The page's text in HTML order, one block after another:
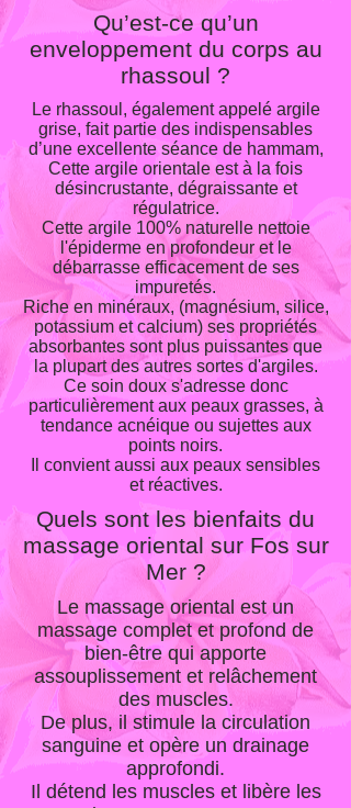
Qu’est-ce qu’un
enveloppement du corps au
rhassoul ?
Le rhassoul, également appelé argile
grise, fait partie des indispensables
d’une excellente séance de hammam,
Cette argile orientale est à la fois
désincrustante, dégraissante et
régulatrice.
Cette argile 100% naturelle nettoie
l'épiderme en profondeur et le
débarrasse efficacement de ses
impuretés.
Riche en minéraux, (magnésium, silice,
potassium et calcium) ses propriétés
absorbantes sont plus puissantes que
la plupart des autres sortes d'argiles.
Ce soin doux s'adresse donc
particulièrement aux peaux grasses, à
tendance acnéique ou sujettes aux
points noirs.
Il convient aussi aux peaux sensibles
et réactives.
Quels sont les bienfaits du
massage oriental sur Fos sur
Mer ?
Le massage oriental est un
massage complet et profond de
bien-être qui apporte
assouplissement et relâchement
des muscles.
De plus, il stimule la circulation
sanguine et opère un drainage
approfondi.
Il détend les muscles et libère les